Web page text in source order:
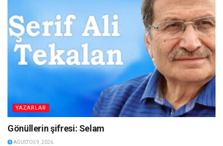
YAZARLAR
Gönüllerin şifresi: Selam
AĞUSTOS 9, 2026